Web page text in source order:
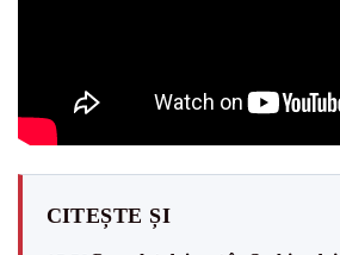
CITEȘTE ȘI